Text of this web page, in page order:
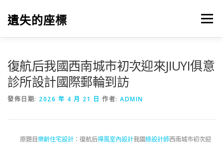
遺失的座標 選單
復航后我國西南城市初次迎來JIUYI俱意
診所設計國際郵輪到訪
發佈日期: 2026 年 4 月 21 日 作者: ADMIN
原題目樂齡住宅設計：復航后禪風室內設計我國綠設計師西南城市初次迎